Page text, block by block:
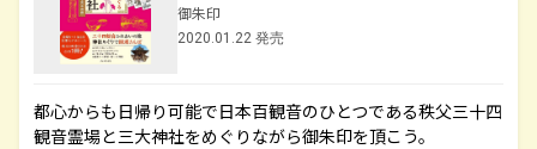
御朱印
2020.01.22 発売
都心からも日帰り可能で日本百観音のひとつである秩父三十四
観音霊場と三大神社をめぐりながら御朱印を頂こう。